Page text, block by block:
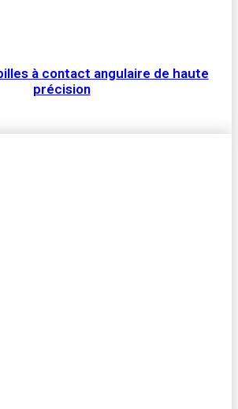
à contact angulaire de haute
précision